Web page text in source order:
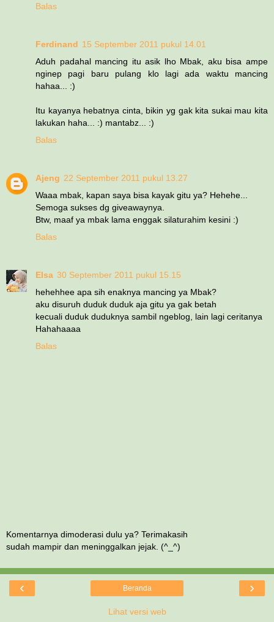
Balas
Ferdinand 15 September 2011 pukul 14.01
Aduh padahal mancing itu asik lho Mbak, aku bisa ampe
nginep pagi baru pulang klo lagi ada waktu mancing
hahaa... :)
Itu kayanya hebatnya cinta, bikin yg gak kita sukai mau kita
lakukan haha... :) mantabz... :)
Balas
Ajeng 22 September 2011 pukul 13.27
Waaa mbak, kapan saya bisa kayak gitu ya? Hehehe...
Semoga sukses dg giveawaynya.
Btw, maaf ya mbak lama enggak silaturahim kesini :)
Balas
Elsa 30 September 2011 pukul 15.15
hehehhee apa sih enaknya mancing ya Mbak?
aku disuruh duduk duduk aja gitu ya gak betah
kecuali duduk duduknya sambil ngeblog, lain lagi ceritanya
Hahahaaaa
Balas
Komentarnya dimoderasi dulu ya? Terimakasih
sudah mampir dan meninggalkan jejak. (^_^)
‹ ›
Beranda
Lihat versi web